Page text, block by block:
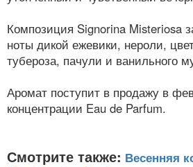
Композиция Signorina Misteriosa
ноты дикой ежевики, нероли,
тубероза, пачули и ванильного
Аромат поступит в продажу в
концентрации Eau de Parfum.
Смотрите также: Весенняя